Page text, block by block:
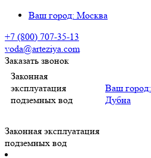
Ваш город: Москва
+7 (800) 707-35-13
voda@arteziya.com
Заказать звонок
Законная
эксплуатация
подземных вод
Ваш город:
Дубна
Законная эксплуатация
подземных вод